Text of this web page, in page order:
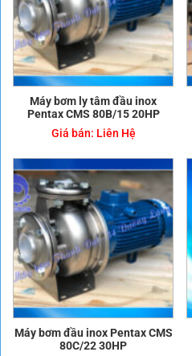
Máy bơm ly tâm đầu inox
Pentax CMS 80B/15 20HP
Giá bán: Liên Hệ
Máy bơm đầu inox Pentax CMS
80C/22 30HP